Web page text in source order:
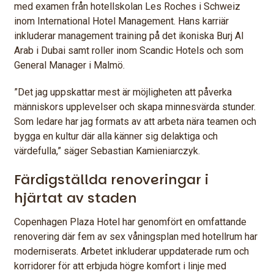
med examen från hotellskolan Les Roches i Schweiz
inom International Hotel Management. Hans karriär
inkluderar management training på det ikoniska Burj Al
Arab i Dubai samt roller inom Scandic Hotels och som
General Manager i Malmö.
”Det jag uppskattar mest är möjligheten att påverka
människors upplevelser och skapa minnesvärda stunder.
Som ledare har jag formats av att arbeta nära teamen och
bygga en kultur där alla känner sig delaktiga och
värdefulla,” säger Sebastian Kamieniarczyk.
Färdigställda renoveringar i
hjärtat av staden
Copenhagen Plaza Hotel har genomfört en omfattande
renovering där fem av sex våningsplan med hotellrum har
moderniserats. Arbetet inkluderar uppdaterade rum och
korridorer för att erbjuda högre komfort i linje med